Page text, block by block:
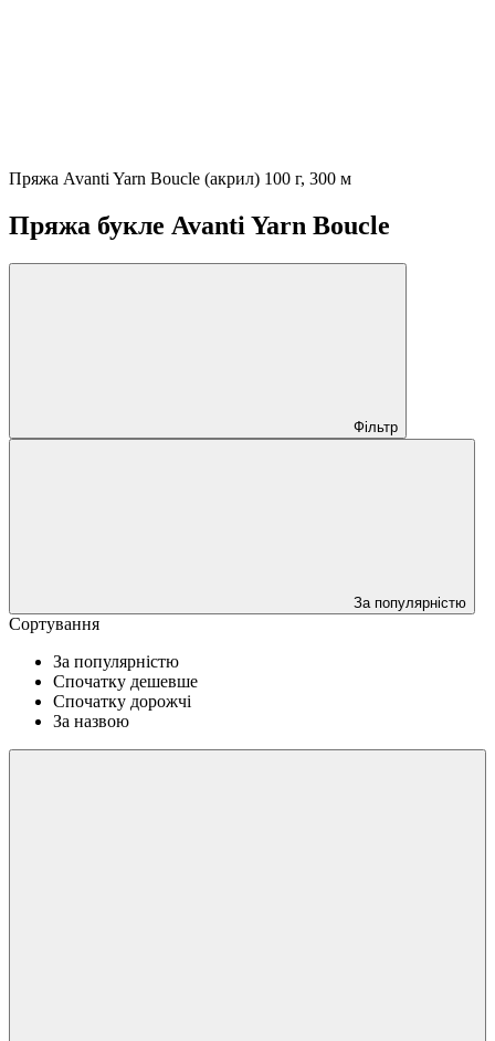
Пряжа Avanti Yarn Boucle (акрил) 100 г, 300 м
Пряжа букле Avanti Yarn Boucle
Фільтр
За популярністю
Сортування
За популярністю
Спочатку дешевше
Спочатку дорожчі
За назвою